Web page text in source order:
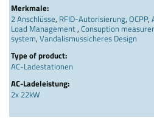
Merkmale:
2 Anschlüsse, RFID-Autorisierung, OCPP,
Load Management, Consuption
system, Vandalismussicheres Design
Type of product:
AC-Ladestationen
AC-Ladeleistung:
2x 22kW